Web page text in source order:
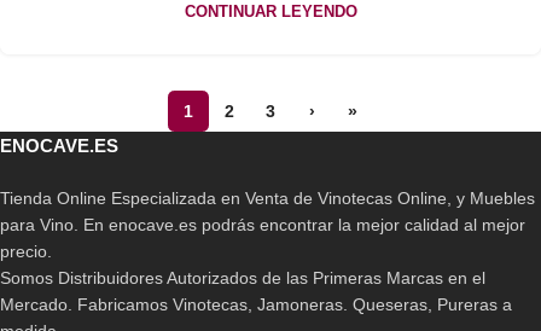
CONTINUAR LEYENDO
1 2 3 › »
ENOCAVE.ES
Tienda Online Especializada en Venta de Vinotecas Online, y Muebles
para Vino. En enocave.es podrás encontrar la mejor calidad al mejor
precio.
Somos Distribuidores Autorizados de las Primeras Marcas en el
Mercado. Fabricamos Vinotecas, Jamoneras. Queseras, Pureras a